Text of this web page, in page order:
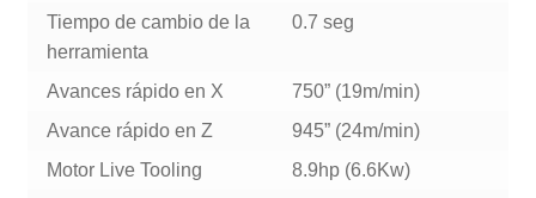
Tiempo de cambio de la
herramienta
0.7 seg
Avances rápido en X
750” (19m/min)
Avance rápido en Z
945” (24m/min)
Motor Live Tooling
8.9hp (6.6Kw)